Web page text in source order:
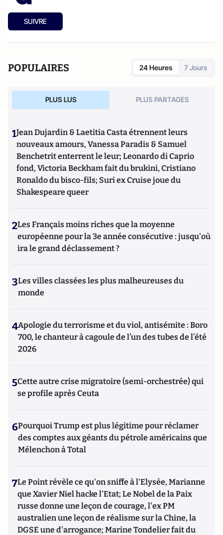
SUIVRE
POPULAIRES 24 Heures 7 Jours
PLUS LUS PLUS PARTAGES
1Jean Dujardin & Laetitia Casta étrennent leurs
nouveaux amours, Vanessa Paradis & Samuel
Benchetrit enterrent le leur; Leonardo di Caprio
fond, Victoria Beckham fait du brukini, Cristiano
Ronaldo du bisco-fils; Suri ex Cruise joue du
Shakespeare queer
2Les Français moins riches que la moyenne
européenne pour la 3e année consécutive : jusqu'où
ira le grand déclassement ?
3Les villes classées les plus malheureuses du
monde
4Apologie du terrorisme et du viol, antisémite : Boro
700, le chanteur à cagoule de l’un des tubes de l’été
2026
5Cette autre crise migratoire (semi-orchestrée) qui
se profile après Ceuta
6Pourquoi Trump est plus légitime pour réclamer
des comptes aux géants du pétrole américains que
Mélenchon à Total
7Le Point révèle ce qu'on sniffe à l'Elysée, Marianne
que Xavier Niel hacke l'Etat; Le Nobel de la Paix
russe donne une leçon de courage, l'ex PM
australien une leçon de réalisme sur la Chine, la
DGSE une d'arrogance; Marine Tondelier fait du